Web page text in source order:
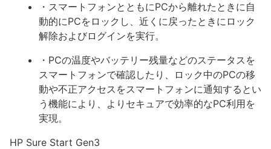
・スマートフォンとともにPCから離れたときに自
動的にPCをロックし、近くに戻ったときにロック
解除およびログインを実行。
・PCの温度やバッテリー残量などのステータスを
スマートフォンで確認したり、ロック中のPCの移
動や不正アクセスをスマートフォンに通知するとい
う機能により、よりセキュアで効率的なPC利用を
実現。
HP Sure Start Gen3